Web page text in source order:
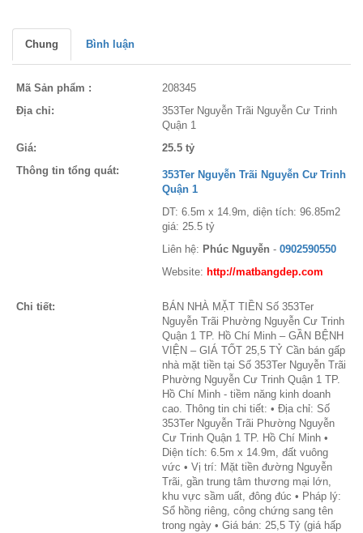
Chung Bình luận
Mã Sản phẩm :
208345
Địa chỉ:
353Ter Nguyễn Trãi Nguyễn Cư Trinh
Quận 1
Giá:
25.5 tỷ
Thông tin tổng quát:
353Ter Nguyễn Trãi Nguyễn Cư Trinh
Quận 1
DT: 6.5m x 14.9m, diện tích: 96.85m2
giá: 25.5 tỷ
Liên hệ: Phúc Nguyễn - 0902590550
Website: http://matbangdep.com
Chi tiết:
BÁN NHÀ MẶT TIỀN Số 353Ter
Nguyễn Trãi Phường Nguyễn Cư Trinh
Quận 1 TP. Hồ Chí Minh – GẦN BỆNH
VIỆN – GIÁ TỐT 25,5 TỶ Cần bán gấp
nhà mặt tiền tại Số 353Ter Nguyễn Trãi
Phường Nguyễn Cư Trinh Quận 1 TP.
Hồ Chí Minh - tiềm năng kinh doanh
cao. Thông tin chi tiết: • Địa chỉ: Số
353Ter Nguyễn Trãi Phường Nguyễn
Cư Trinh Quận 1 TP. Hồ Chí Minh •
Diện tích: 6.5m x 14.9m, đất vuông
vức • Vị trí: Mặt tiền đường Nguyễn
Trãi, gần trung tâm thương mại lớn,
khu vực sầm uất, đông đúc • Pháp lý:
Sổ hồng riêng, công chứng sang tên
trong ngày • Giá bán: 25,5 Tỷ (giá hấp